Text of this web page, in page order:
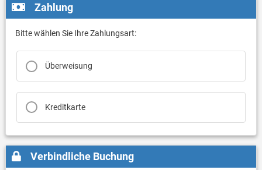
Zahlung
Bitte wählen Sie Ihre Zahlungsart:
Überweisung
Kreditkarte
Verbindliche Buchung